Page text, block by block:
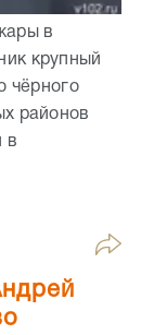
в
крупный
чёрного
районов
в